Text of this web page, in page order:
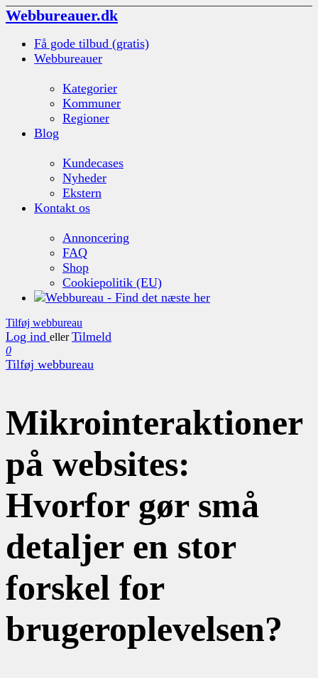
Webbureauer.dk
Få gode tilbud (gratis)
Webbureauer
Kategorier
Kommuner
Regioner
Blog
Kundecases
Nyheder
Ekstern
Kontakt os
Annoncering
FAQ
Shop
Cookiepolitik (EU)
Tilføj webbureau
Log ind eller Tilmeld
0
Tilføj webbureau
Mikrointeraktioner
på websites:
Hvorfor gør små
detaljer en stor
forskel for
brugeroplevelsen?